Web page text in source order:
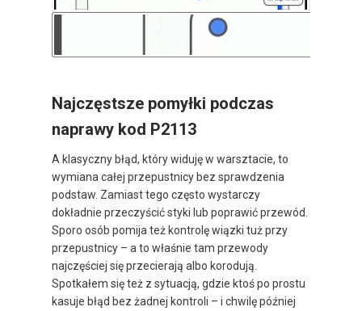
Najczęstsze pomyłki podczas
naprawy kod P2113
A klasyczny błąd, który widuję w warsztacie, to
wymiana całej przepustnicy bez sprawdzenia
podstaw. Zamiast tego często wystarczy
dokładnie przeczyścić styki lub poprawić przewód.
Sporo osób pomija też kontrolę wiązki tuż przy
przepustnicy – a to właśnie tam przewody
najczęściej się przecierają albo korodują.
Spotkałem się też z sytuacją, gdzie ktoś po prostu
kasuje błąd bez żadnej kontroli – i chwilę później